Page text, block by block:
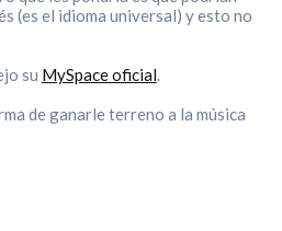
(es el idioma universal) y esto no
su MySpace oficial.
de ganarle terreno a la música